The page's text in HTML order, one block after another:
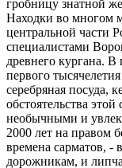
гробницу знатной
Находки во многом
центральной части
специалистами
древнего кургана. В
первого
серебряная посуда,
обстоятельства
необычными и
2000 лет на правом
времена сарматов, -
дорожникам, и